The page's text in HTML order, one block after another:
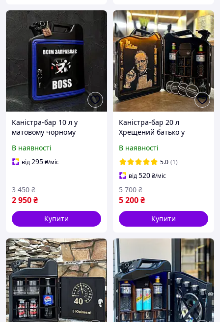
Каністра-бар 10 л у
матовому чорному
оригінальний подарунок
шефу, босу, скрипу
В наявності
від295₴/міс
2 950₴
3 450 ₴
Купити
Каністра-бар 20 л
Хрещений батько у
каністра подарунок для
чоловіка
В наявності
5.0 (1)
від520₴/міс
5 200₴
5 700 ₴
Купити